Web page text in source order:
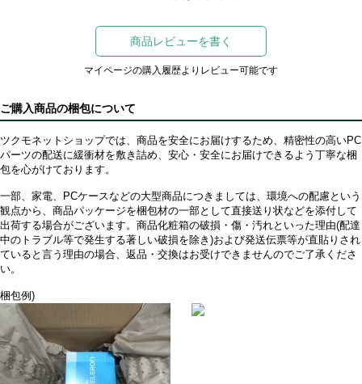
商品レビューを書く
マイページの購入履歴よりレビュー可能です
ご購入商品の梱包について
ツクモネットショップでは、商品を安全にお届けするため、精密性の高いPC
パーツの配送に緩衝材を敷き詰め、安心・安全にお届けできるよう丁寧な梱
包を心がけております。
一部、家電、PCケースなどの大型商品につきましては、環境への配慮という
観点から、商品パッケージを梱包材の一部として直接送り状などを添付して
出荷する場合がございます。商品化粧箱の破損・傷・汚れといった理由(配達
中のトラブル等で発生する著しい破損を除き)および発送伝票等が直貼りされ
ていると言う理由の場合、返品・交換はお受けできませんのでご了承くださ
い。
梱包例)